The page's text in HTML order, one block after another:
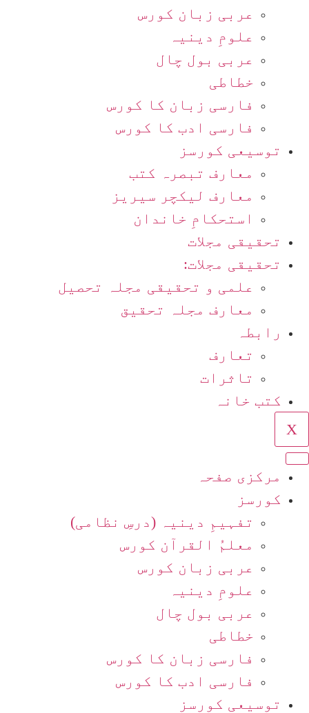
عربی زبان کورس
علومِ دینیہ
عربی بول چال
خطاطی
فارسی زبان کا کورس
فارسی ادب کا کورس
توسیعی کورسز
معارف تبصرہ کتب
معارف لیکچر سیریز
استحکامِ خاندان
تحقیقی مجلات
تحقیقی مجلات:
علمی و تحقیقی مجلہ تحصیل
معارف مجلہ تحقیق
رابطہ
تعارف
تاثرات
کتب خانہ
X
مرکزی صفحہ
کورسز
تفہیمِ دینیہ (درسِ نظامی)
معلمُ القرآن کورس
عربی زبان کورس
علومِ دینیہ
عربی بول چال
خطاطی
فارسی زبان کا کورس
فارسی ادب کا کورس
توسیعی کورسز